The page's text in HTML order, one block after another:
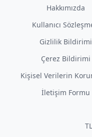
Hakkımızda
Kullanıcı
Gizlilik Bildirimi
Çerez Bildirimi
Kişisel Verilerin
İletişim Formu